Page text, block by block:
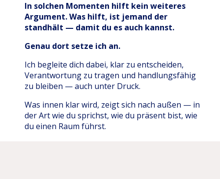
In solchen Momenten hilft kein weiteres
Argument. Was hilft, ist jemand der
standhält — damit du es auch kannst.
Genau dort setze ich an.
Ich begleite dich dabei, klar zu entscheiden,
Verantwortung zu tragen und handlungsfähig
zu bleiben — auch unter Druck.
Was innen klar wird, zeigt sich nach außen — in
der Art wie du sprichst, wie du präsent bist, wie
du einen Raum führst.